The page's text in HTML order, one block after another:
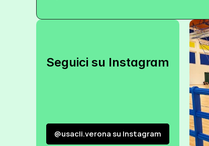
Seguici su Instagram
@usacli.verona su Instagram
@usacli.verona su Instagram